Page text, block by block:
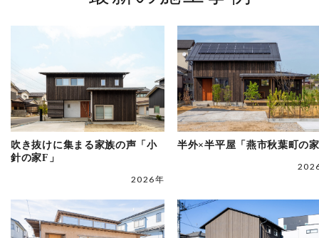
吹き抜けに集まる家族の声「小
針の家F」
2026年
半外×半平屋「燕市秋葉町の